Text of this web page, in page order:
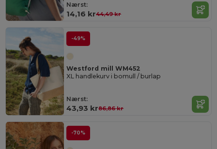
Nærst:
14,16 kr44,49 kr
-49%
Westford mill WM452
XL handlekurv i bomull / burlap
Nærst:
43,93 kr86,86 kr
-70%